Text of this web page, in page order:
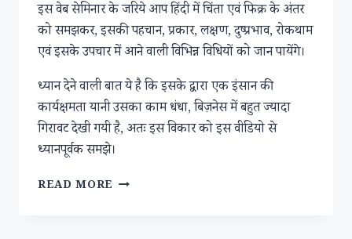
इस वेब सेमिनार के जरिये आप हिंदी में चिंता एवं फिक्र के अंतर
को समझकर, इसकी पहचान, प्रकार, लक्षण, दुष्प्रभाव, रोकथाम
एवं इसके उपचार में आने वाली विभिन्न विधियों को जान पायेंगे।
ध्यान देने वाली बात ये है कि इसके द्वारा एक इंसान की
कार्यक्षमता यानी उसका काम धंधा, बिज़नेस में बहुत ज्यादा
गिरावट देखी गयी है, अतः इस विकार को इस वीडियो से
ध्यानपूर्वक समझे।
READ MORE वेब